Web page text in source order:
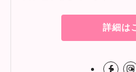
詳細は